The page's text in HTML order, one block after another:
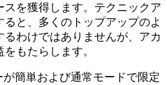
を獲得します。テクニックア
と、多くのトップアップのよ
るわけではありませんが、アカ
もたらします。
簡単および通常モードで限定